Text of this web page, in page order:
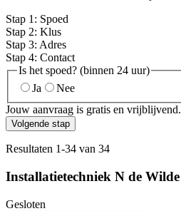
Stap 1 : Spoed
Stap 2: Klus
Stap 3: Adres
Stap 4: Contact
Is het spoed? (binnen 24 uur)
Ja
Nee
Jouw aanvraag is gratis en vrijblijvend.
Volgende stap
Resultaten 1-34 van 34
Installatietechniek N de Wilde
Gesloten